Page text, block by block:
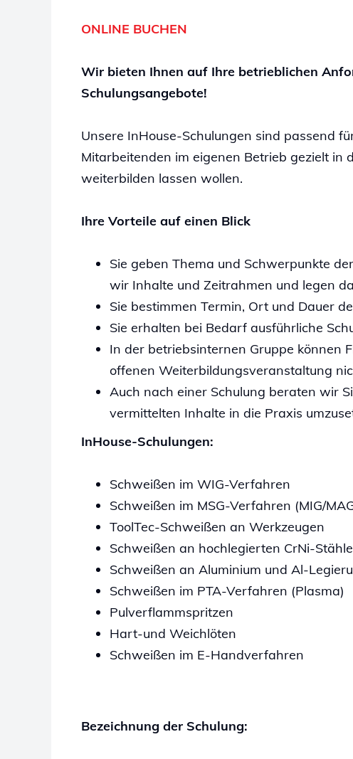
ONLINE BUCHEN
Wir bieten Ihnen auf Ihre betrieblichen
Schulungsangebote!
Unsere InHouse-Schulungen sind passend
Mitarbeitenden im eigenen Betrieb gezielt in
weiterbilden lassen wollen.
Ihre Vorteile auf einen Blick
Sie geben Thema und Schwerpunkte
wir Inhalte und Zeitrahmen und legen
Sie bestimmen Termin, Ort und Dauer
Sie erhalten bei Bedarf ausführliche
In der betriebsinternen Gruppe können
offenen Weiterbildungsveranstaltung
Auch nach einer Schulung beraten wir
vermittelten Inhalte in die Praxis
InHouse-Schulungen:
Schweißen im WIG-Verfahren
Schweißen im MSG-Verfahren (MIG/
ToolTec-Schweißen an Werkzeugen
Schweißen an hochlegierten CrNi-
Schweißen an Aluminium und Al-
Schweißen im PTA-Verfahren (Plasma)
Pulverflammspritzen
Hart-und Weichlöten
Schweißen im E-Handverfahren
Bezeichnung der Schulung: